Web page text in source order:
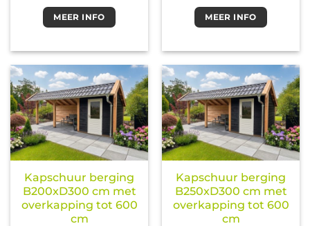
MEER INFO MEER INFO
Kapschuur berging
B200xD300 cm met
overkapping tot 600
cm
Kapschuur berging
B250xD300 cm met
overkapping tot 600
cm